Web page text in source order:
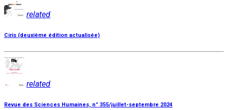
related
Ciris (deuxième édition actualisée)
related
Revue des Sciences Humaines, n° 355/juillet-septembre 2024